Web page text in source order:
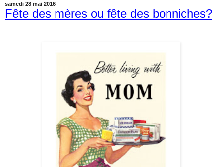
samedi 28 mai 2016
Fête des mères ou fête des bonniches?